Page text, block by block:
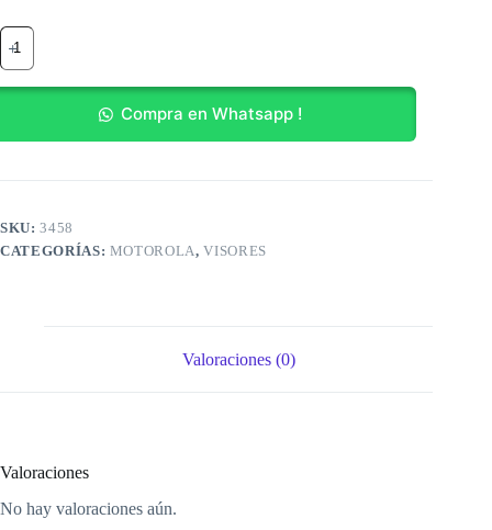
Visor
Motorola
G14
cantidad
Compra en Whatsapp !
SKU:3458
CATEGORÍAS: MOTOROLA,VISORES
Valoraciones (0)
Valoraciones
No hay valoraciones aún.